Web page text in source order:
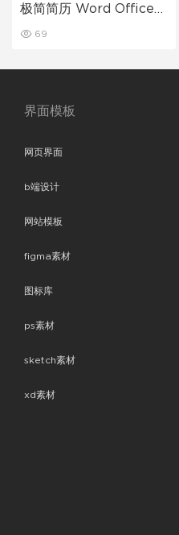
极简简历 Word Office模
69
界面模板
网页界面
b端设计
网站模板
figma素材
图标库
ps素材
sketch素材
xd素材